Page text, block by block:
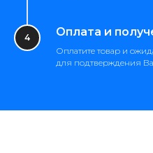
Оплата и
Оплатите товар и
для подтверждения